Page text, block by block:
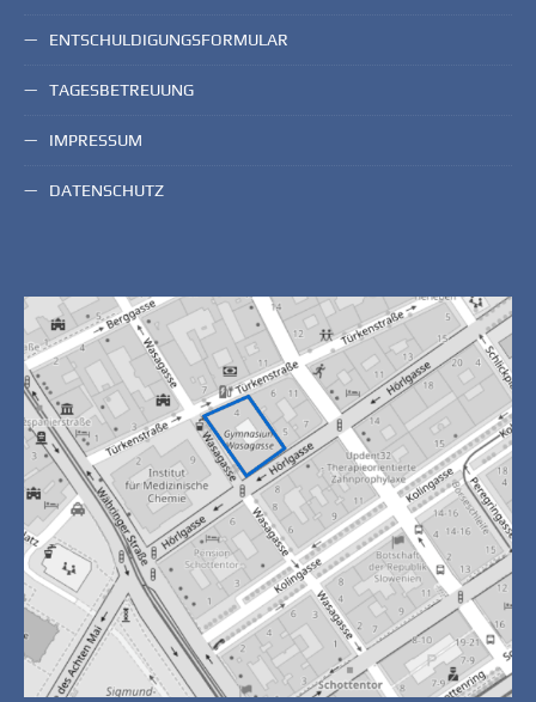
ENTSCHULDIGUNGSFORMULAR
TAGESBETREUUNG
IMPRESSUM
DATENSCHUTZ